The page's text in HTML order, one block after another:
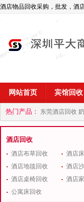
酒店物品回收采购，批发，酒
网站首页 宾馆回收
热门产品： 东莞酒店回收
商 深圳酒店用品回收公司
酒店回收
酒店布草回收
酒店
酒店地毯回收
酒店
酒店桌椅回收
酒店
公寓床回收